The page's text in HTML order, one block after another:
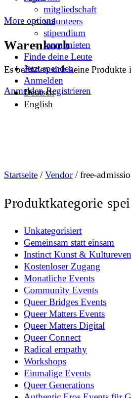
More options
Warenkorb
Es befinden sich keine Produkte
Anmelden Registrieren
mitgliedschaft
volunteers
stipendium
raum mieten
Finde deine Leute
Jetzt spenden
Anmelden
Deutsch
English
Startseite /Vendor/ free-
Produktkategorie
Unkategorisiert
Gemeinsam statt einsam
Instinct Kunst &
Kostenloser Zugang
Monatliche Events
Community Events
Queer Bridges Events
Queer Matters Events
Queer Matters Digital
Queer Connect
Radical empathy
Workshops
Einmalige Events
Queer Generations